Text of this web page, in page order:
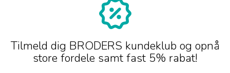
Tilmeld dig BRODERS kundeklub og opnå
store fordele samt fast 5% rabat!